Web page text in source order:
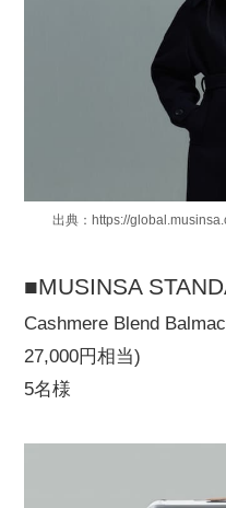
出典：https://
■MUSINSA
Cashmere Blend
27,000円相当)
5名様